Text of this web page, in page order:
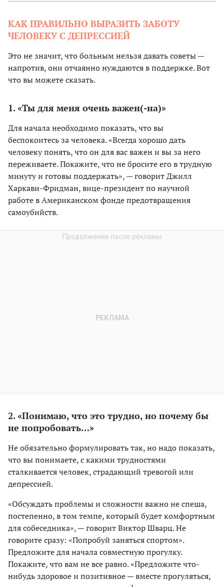
КАК ПРАВИЛЬНО ВЫРАЗИТЬ ЗАБОТУ
ЧЕЛОВЕКУ С ДЕПРЕССИЕЙ
Это не значит, что больным нельзя давать советы —
напротив, они отчаянно нуждаются в поддержке. Вот
что вы можете сказать.
1. «Ты для меня очень важен(-на)»
Для начала необходимо показать, что вы
беспокоитесь за человека. «Всегда хорошо дать
человеку понять, что он для вас важен и вы за него
переживаете. Покажите, что не бросите его в трудную
минуту и готовы поддержать», — говорит Джилл
Харкави-Фридман, вице-президент по научной
работе в Американском фонде предотвращения
самоубийств.
2. «Понимаю, что это трудно, но почему бы
не попробовать…»
Не обязательно формулировать так, но надо показать,
что вы понимаете, с какими трудностями
сталкивается человек, страдающий тревогой или
депрессией.
«Обсуждать проблемы и сложности важно не спеша,
постепенно, в том темпе, который будет комфортным
для собеседника», — говорит Виктор Шварц. Не
говорите сразу: «Попробуй заняться спортом».
Предложите для начала совместную прогулку.
Покажите, что вам не все равно. «Предложите что-
нибудь здоровое и позитивное — вместе прогуляться,